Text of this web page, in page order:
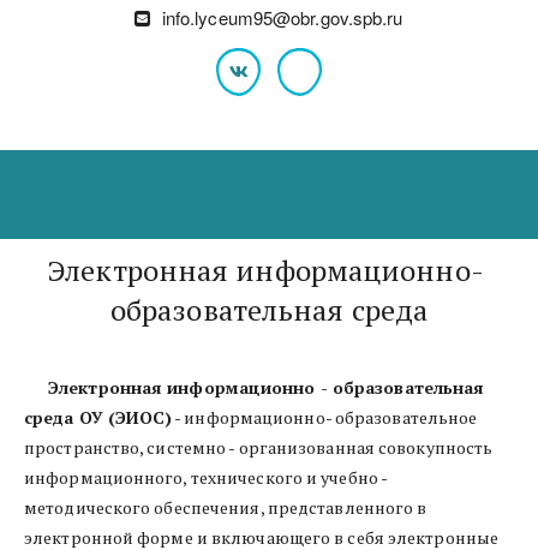
info.lyceum95@obr.gov.spb.ru
Электронная информационно-
образовательная среда
     Электронная информационно - образовательная
среда ОУ (ЭИОС) - информационно- образовательное
пространство, системно - организованная совокупность
информационного, технического и учебно -
методического обеспечения, представленного в
электронной форме и включающего в себя электронные